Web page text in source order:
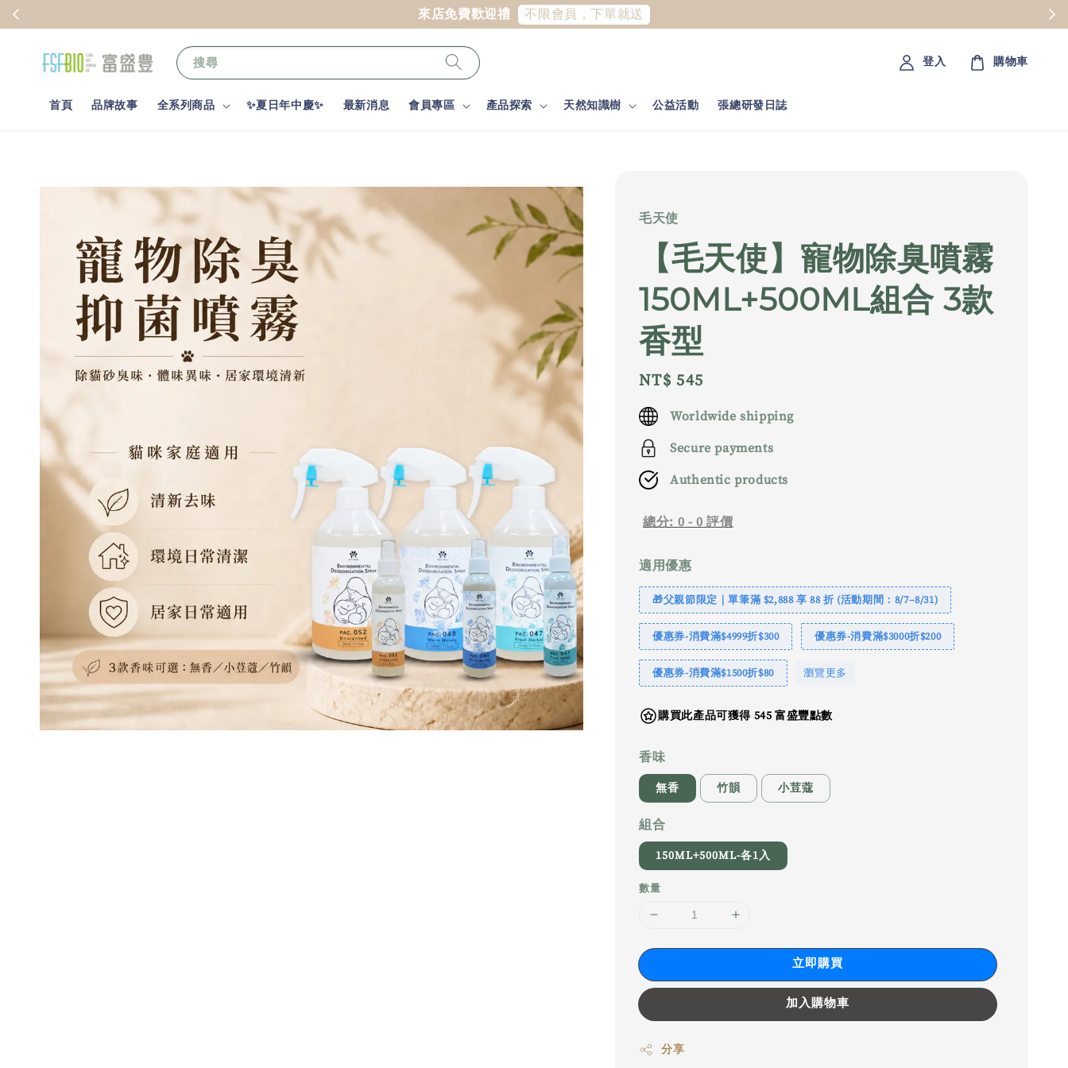
不限會員，下單就送
搜尋
首頁 品牌故事 全系列商品 ✨夏日年中慶✨ 最新消息 會員專區 產品探索 天然知識樹 公益活動 張總研發日誌
登入 購物車
毛天使
【毛天使】寵物除臭噴霧
150ML+500ML組合 3款
香型
Regular
price
NT$ 545
Worldwide shipping
Secure payments
Authentic products
總分: 0 -0 評價
適用優惠
🎁父親節限定｜單筆滿 $2,888 享 88 折 (活動期間：8/7–8/31)
優惠券-消費滿$4999折$300 優惠券-消費滿$3000折$200
優惠券-消費滿$1500折$80 瀏覽更多
購買此產品可獲得 545 富盛豐點數
香味
無香 竹韻 小荳蔻
組合
150ML+500ML-各1入
數量
立即購買
加入購物車
分享